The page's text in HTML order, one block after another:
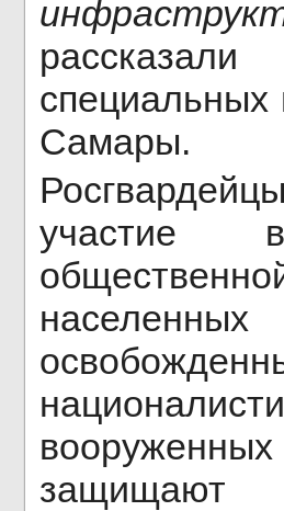
специальных
Самары.
участие
защищают